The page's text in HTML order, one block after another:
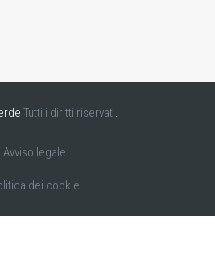
Tutti i diritti riservati.
Avviso legale
dei cookie